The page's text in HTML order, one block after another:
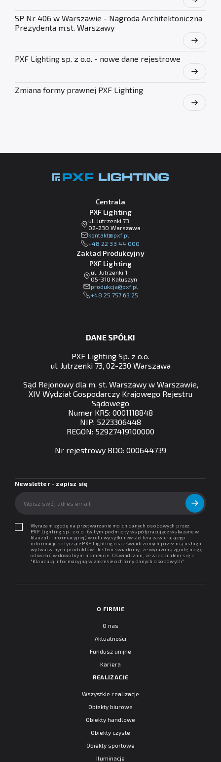
SP Nr 406 w Warszawie - Nagroda Architektoniczna
Prezydenta m.st. Warszawy
PXF Lighting sp. z o.o. - nowe dane rejestrowe
Zmiana formy prawnej PXF Lighting
Centrala
PXF Lighting
ul. Jutrzenki 73
02-230 Warszawa
lp.fxp@tkatnok
+48 22 33 44 000
Zakład Produkcyjny
PXF Lighting
ul. Jutrzenki 1
05-310 Kałuszyn
lp.fxp@ajckudorp
+48 25 757 63 25
DANE SPÓŁKI
PXF Lighting Sp. z o.o.
ul. Jutrzenki 73, 02-230 Warszawa
Sąd Rejonowy dla m. st. Warszawy w Warszawie,
XIV Wydział Gospodarczy Krajowego Rejestru
Sądowego
Numer KRS: 0001118848
NIP: 5223306448
REGON: 52927419100000
Nr rejestrowy BDO: 000644739
Newsletter - zapisz się
Wyrażam zgodę na przetwarzanie moich danych osobowych przez
PXF Lighting sp. z o.o. (w tym podmioty współpracujące wskazane w
klauzuli informacyjnej) w celu wysyłki newslettera zawierającego
informacje dotyczące PXF Lighting oraz świadczonych przez nią usług i
wytwarzanych produktów. Jestem świadomy, że wyrażoną zgodę mogę
odwołać w dowolnym momencie. Oświadczam, że zapoznałem się z
"Klauzulą informacyjną w zakresie ochrony danych osobowych".
O FIRMIE
O nas
Aktualności
Fundusz unijne
Kariera
REALIZACJE
Wszystkie realizacje
Obiekty biurowe
Obiekty handlowe
Obiekty czyste
Obiekty sportowe
Iluminacje